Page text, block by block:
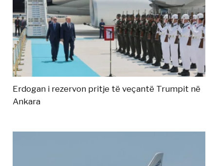
Erdogan i rezervon pritje të veçantë Trumpit në
Ankara